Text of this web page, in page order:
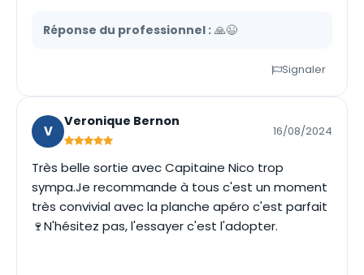
Réponse du professionnel : 🙏😉
Signaler
V
Veronique Bernon
16/08/2024
Très belle sortie avec Capitaine Nico trop
sympa.Je recommande à tous c'est un moment
très convivial avec la planche apéro c'est parfait
🍷N'hésitez pas, l'essayer c'est l'adopter.